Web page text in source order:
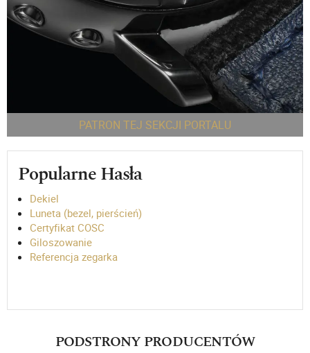
PATRON TEJ SEKCJI PORTALU
Popularne Hasła
Dekiel
Luneta (bezel, pierścień)
Certyfikat COSC
Giloszowanie
Referencja zegarka
PODSTRONY PRODUCENTÓW